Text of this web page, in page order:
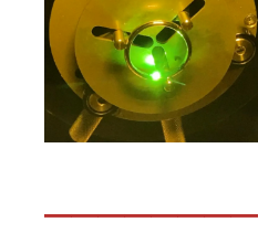
━━━━━━━━